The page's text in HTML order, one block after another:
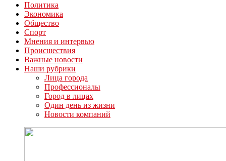
Политика
Экономика
Общество
Спорт
Мнения и интервью
Происшествия
Важные новости
Наши рубрики
Лица города
Профессионалы
Город в лицах
Один день из жизни
Новости компаний